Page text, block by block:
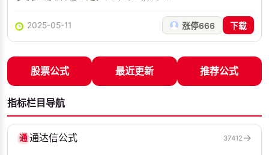
2025-05-11 涨停666 下载
股票公式 最近更新 推荐公式
指标栏目导航
通通达信公式 37412 →